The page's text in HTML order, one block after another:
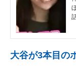
大谷が3本目